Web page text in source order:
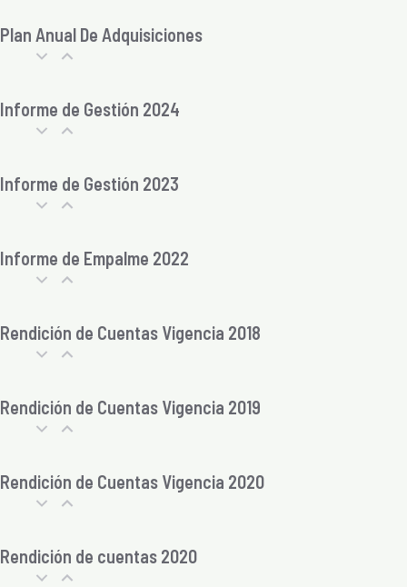
Plan Anual De Adquisiciones
Informe de Gestión 2024
Informe de Gestión 2023
Informe de Empalme 2022
Rendición de Cuentas Vigencia 2018
Rendición de Cuentas Vigencia 2019
Rendición de Cuentas Vigencia 2020
Rendición de cuentas 2020